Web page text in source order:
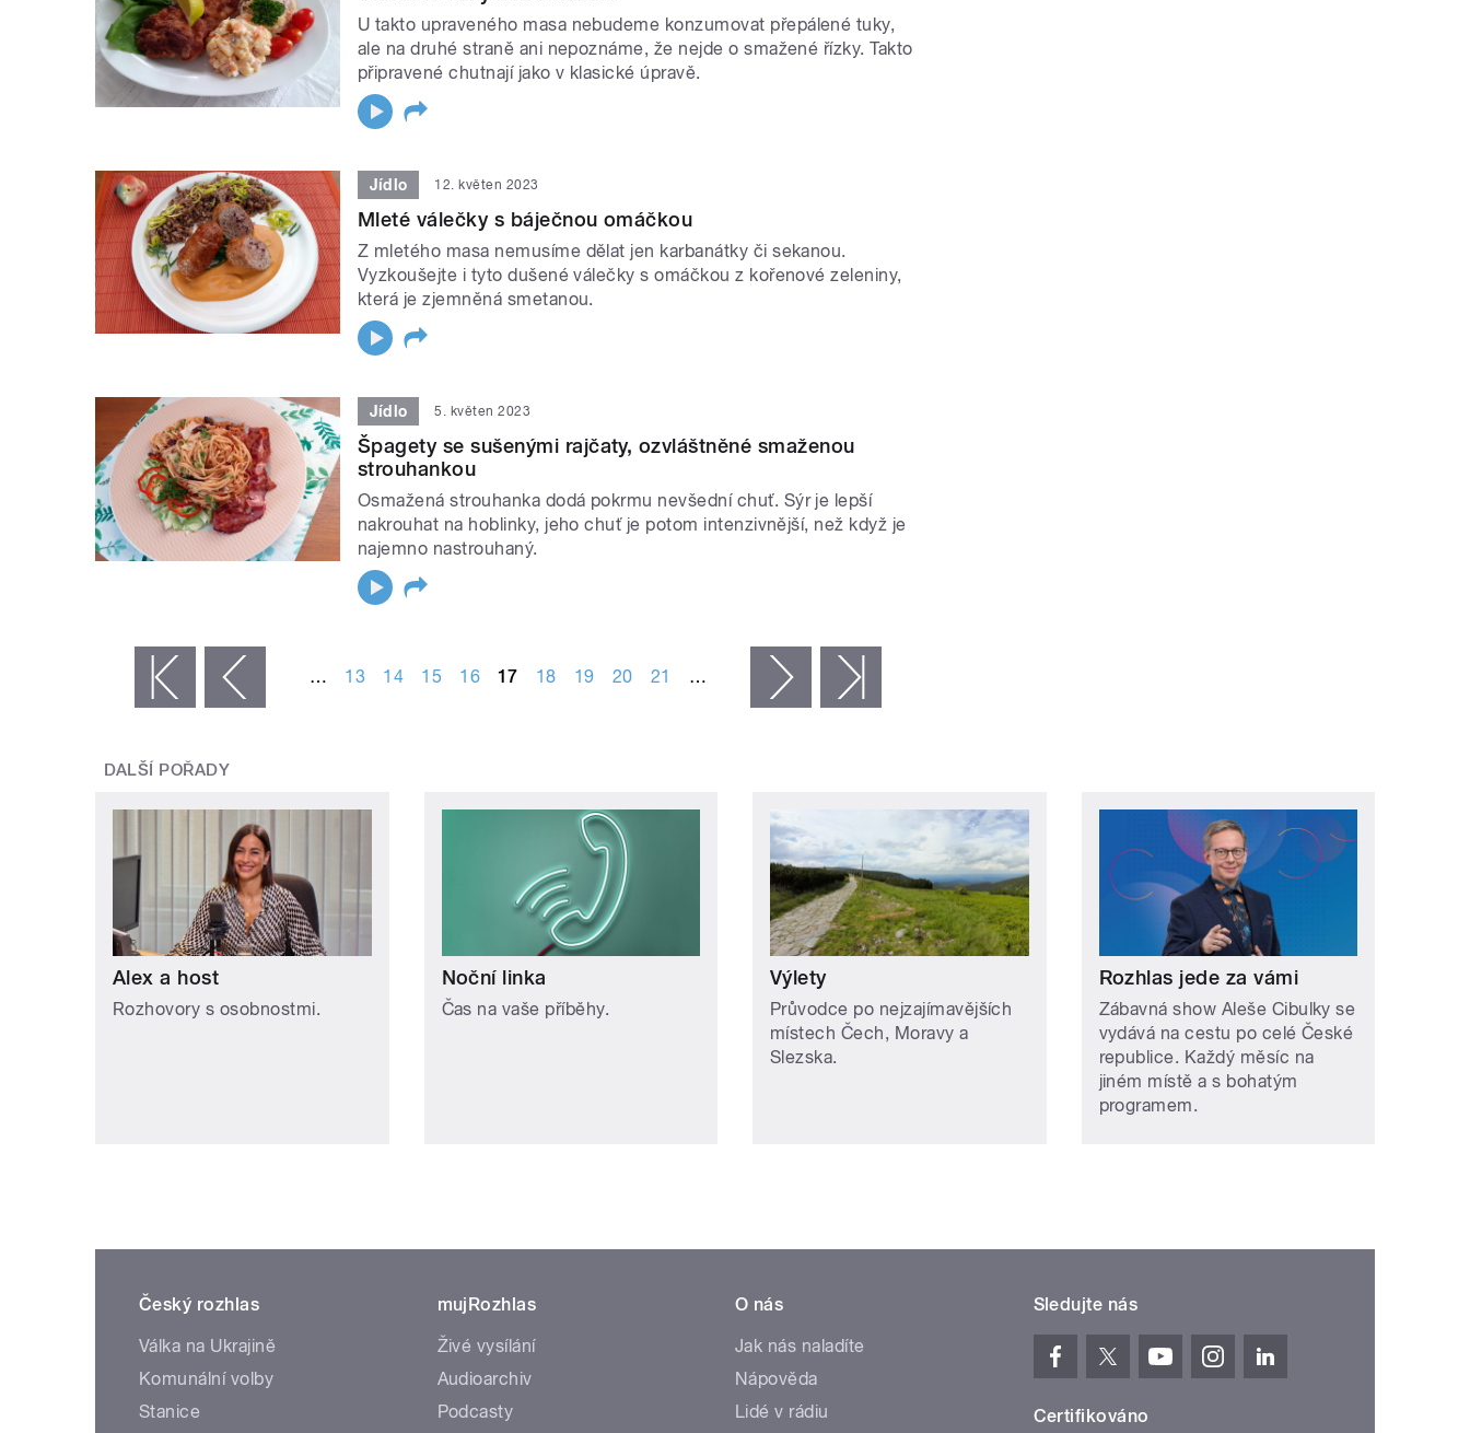
U takto upraveného masa nebudeme konzumovat přepálené tuky,
ale na druhé straně ani nepoznáme, že nejde o smažené řízky. Takto
připravené chutnají jako v klasické úpravě.
Jídlo 12. květen 2023
Mleté válečky s báječnou omáčkou
Z mletého masa nemusíme dělat jen karbanátky či sekanou.
Vyzkoušejte i tyto dušené válečky s omáčkou z kořenové zeleniny,
která je zjemněná smetanou.
Jídlo 5. květen 2023
Špagety se sušenými rajčaty, ozvláštněné smaženou
strouhankou
Osmažená strouhanka dodá pokrmu nevšední chuť. Sýr je lepší
nakrouhat na hoblinky, jeho chuť je potom intenzivnější, než když je
najemno nastrouhaný.
‹ předchozí … 13 14 15 16 17 18 19 20 21 … následující ›
DALŠÍ POŘADY
Alex a host
Rozhovory s osobnostmi.
Noční linka
Čas na vaše příběhy.
Výlety
Průvodce po nejzajímavějších
místech Čech, Moravy a
Slezska.
Rozhlas jede za vámi
Zábavná show Aleše Cibulky se
vydává na cestu po celé České
republice. Každý měsíc na
jiném místě a s bohatým
programem.
Český rozhlas
Válka na Ukrajině
Komunální volby
Stanice
mujRozhlas
Živé vysílání
Audioarchiv
Podcasty
O nás
Jak nás naladíte
Nápověda
Lidé v rádiu
Sledujte nás
Certifikováno